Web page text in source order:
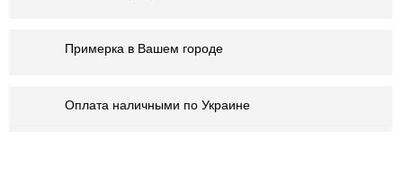
Примерка в Вашем городе
Оплата наличными по Украине